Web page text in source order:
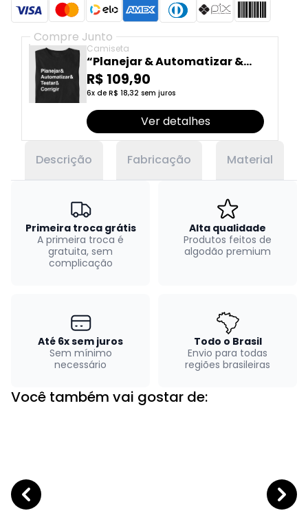
Compre Junto
Camiseta
“Planejar & Automatizar &
Testar & Corrigir” T.I
R$ 109,90
6x de R$ 18,32 sem juros
Ver detalhes
Descrição Fabricação Material
Primeira troca grátis
A primeira troca é
gratuita, sem
complicação
Alta qualidade
Produtos feitos de
algodão premium
Até 6x sem juros
Sem mínimo
necessário
Todo o Brasil
Envio para todas
regiões brasileiras
Você também vai gostar de: